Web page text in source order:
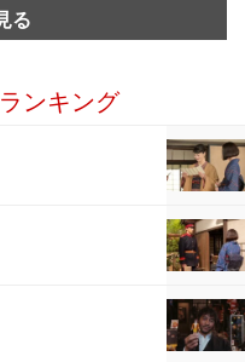
る
ンキング